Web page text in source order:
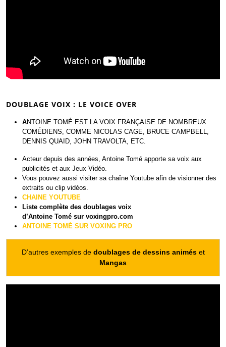
DOUBLAGE VOIX : LE VOICE OVER
ANTOINE TOMÉ EST LA VOIX FRANÇAISE DE NOMBREUX
COMÉDIENS, COMME NICOLAS CAGE, BRUCE CAMPBELL,
DENNIS QUAID, JOHN TRAVOLTA, ETC.
Acteur depuis des années, Antoine Tomé apporte sa voix aux
publicités et aux Jeux Vidéo.
Vous pouvez aussi visiter sa chaîne Youtube afin de visionner des
extraits ou clip vidéos.
CHAINE YOUTUBE
Liste complète des doublages voix
d’Antoine Tomé sur voxingpro.com
ANTOINE TOMÉ SUR VOXING PRO
D’autres exemples dedoublages de dessins animés et
Mangas